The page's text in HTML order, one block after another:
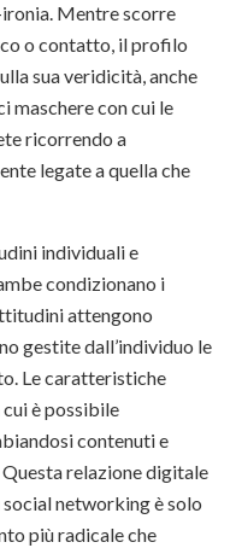
ironia. Mentre scorre
o contatto, il profilo
sua veridicità, anche
maschere con cui le
ricorrendo a
legate a quella che
individuali e
condizionano i
attengono
gestite dall’individuo le
Le caratteristiche
è possibile
contenuti e
relazione digitale
networking è solo
più radicale che